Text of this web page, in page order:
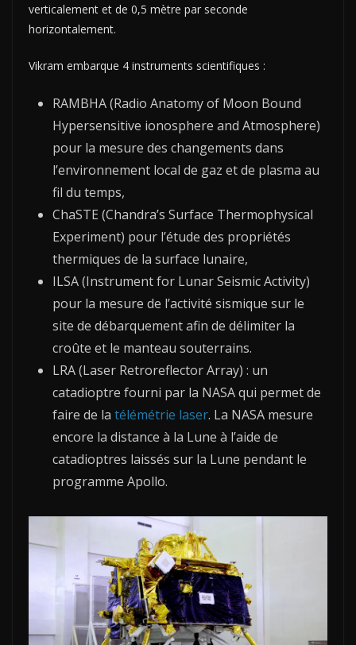
verticalement et de 0,5 mètre par seconde
horizontalement.
Vikram embarque 4 instruments scientifiques :
RAMBHA (Radio Anatomy of Moon Bound
Hypersensitive ionosphere and Atmosphere)
pour la mesure des changements dans
l’environnement local de gaz et de plasma au
fil du temps,
ChaSTE (Chandra’s Surface Thermophysical
Experiment) pour l’étude des propriétés
thermiques de la surface lunaire,
ILSA (Instrument for Lunar Seismic Activity)
pour la mesure de l’activité sismique sur le
site de débarquement afin de délimiter la
croûte et le manteau souterrains.
LRA (Laser Retroreflector Array) : un
catadioptre fourni par la NASA qui permet de
faire de la télémétrie laser. La NASA mesure
encore la distance à la Lune à l’aide de
catadioptres laissés sur la Lune pendant le
programme Apollo.